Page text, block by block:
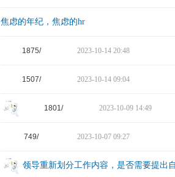
焦虑的年纪，焦虑的hr
1875/ 2023-10-14 20:48
1507/ 2023-10-14 09:04
1801/ 2023-10-09 14:49
749/ 2023-10-07 09:27
领导重新划分工作内容，是否需要提出